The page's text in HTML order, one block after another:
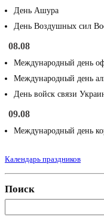
День Ашура
День Воздушных сил
08.08
Международный день
Международный день
День войск связи
09.08
Международный день
Календарь праздников
Поиск